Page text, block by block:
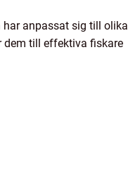
anpassat sig till olika
dem till effektiva fiskare